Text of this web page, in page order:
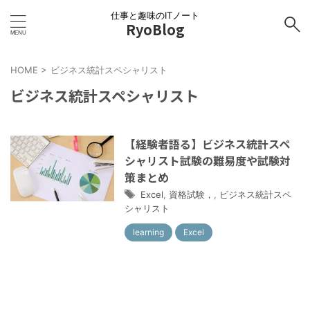
仕事と趣味のITノート
RyoBlog
HOME > ビジネス統計スペシャリスト
ビジネス統計スペシャリスト
【経験者語る】ビジネス統計スペ
シャリスト試験の難易度や試験対
策まとめ
Excel 資格試験，
ビジネス統計スペ
シャリスト
learning Excel